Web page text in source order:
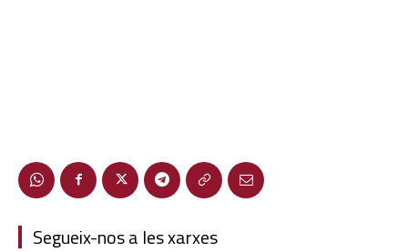
Segueix-nos a les xarxes